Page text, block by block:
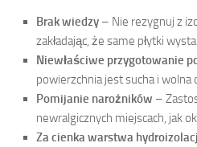
Brak wiedzy – Nie rezygnuj z
zakładając, że same płytki
Niewłaściwe przygotowanie
powierzchnia jest sucha i wolna
Pomijanie narożników –
newralgicznych miejscach, jak
Za cienka warstwa